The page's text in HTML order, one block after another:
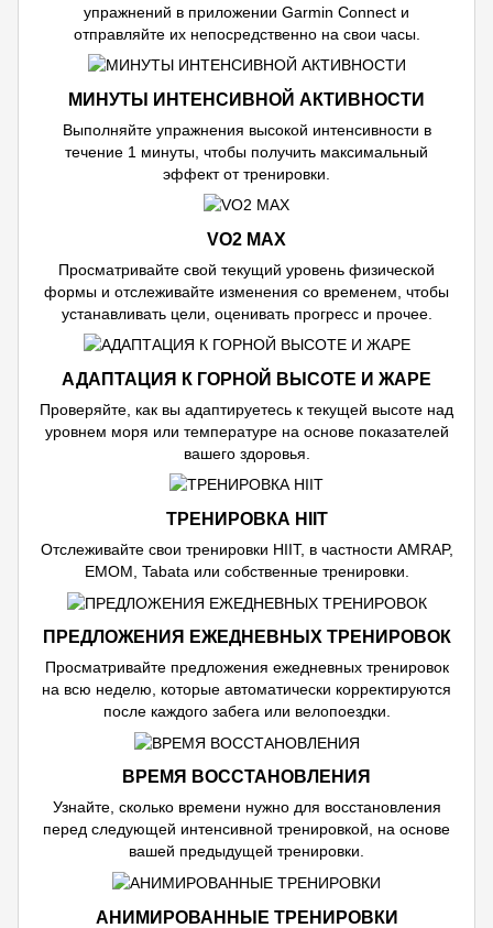
упражнений в приложении Garmin Connect и
отправляйте их непосредственно на свои часы.
МИНУТЫ ИНТЕНСИВНОЙ АКТИВНОСТИ
Выполняйте упражнения высокой интенсивности в
течение 1 минуты, чтобы получить максимальный
эффект от тренировки.
VO2 MAX
Просматривайте свой текущий уровень физической
формы и отслеживайте изменения со временем, чтобы
устанавливать цели, оценивать прогресс и прочее.
АДАПТАЦИЯ К ГОРНОЙ ВЫСОТЕ И ЖАРЕ
Проверяйте, как вы адаптируетесь к текущей высоте над
уровнем моря или температуре на основе показателей
вашего здоровья.
ТРЕНИРОВКА HIIT
Отслеживайте свои тренировки HIIT, в частности AMRAP,
EMOM, Tabata или собственные тренировки.
ПРЕДЛОЖЕНИЯ ЕЖЕДНЕВНЫХ ТРЕНИРОВОК
Просматривайте предложения ежедневных тренировок
на всю неделю, которые автоматически корректируются
после каждого забега или велопоездки.
ВРЕМЯ ВОССТАНОВЛЕНИЯ
Узнайте, сколько времени нужно для восстановления
перед следующей интенсивной тренировкой, на основе
вашей предыдущей тренировки.
АНИМИРОВАННЫЕ ТРЕНИРОВКИ